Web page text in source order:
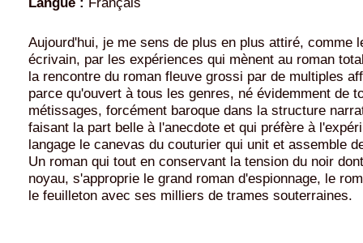
Aujourd'hui, je me sens de plus en plus attiré, comme
écrivain, par les expériences qui mènent au roman
la rencontre du roman fleuve grossi par de multiples
parce qu'ouvert à tous les genres, né évidemment de
métissages, forcément baroque dans la structure
faisant la part belle à l'anecdote et qui préfère à
langage le canevas du couturier qui unit et assemble
Un roman qui tout en conservant la tension du noir
noyau, s'approprie le grand roman d'espionnage, le
le feuilleton avec ses milliers de trames souterraines.